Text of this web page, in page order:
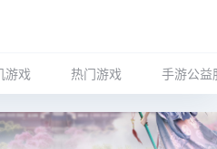
游戏 热门游戏 手游公益